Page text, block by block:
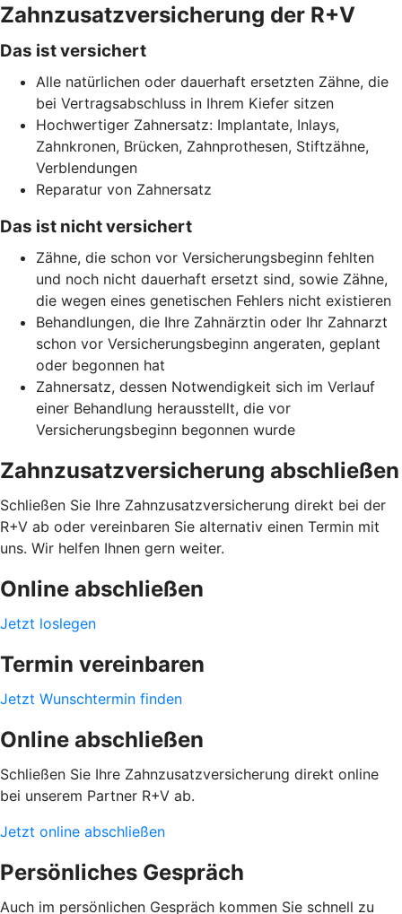
Zahnzusatzversicherung der R+V
Das ist versichert
Alle natürlichen oder dauerhaft ersetzten Zähne, die
bei Vertragsabschluss in Ihrem Kiefer sitzen
Hochwertiger Zahnersatz: Implantate, Inlays,
Zahnkronen, Brücken, Zahnprothesen, Stiftzähne,
Verblendungen
Reparatur von Zahnersatz
Das ist nicht versichert
Zähne, die schon vor Versicherungsbeginn fehlten
und noch nicht dauerhaft ersetzt sind, sowie Zähne,
die wegen eines genetischen Fehlers nicht existieren
Behandlungen, die Ihre Zahnärztin oder Ihr Zahnarzt
schon vor Versicherungsbeginn angeraten, geplant
oder begonnen hat
Zahnersatz, dessen Notwendigkeit sich im Verlauf
einer Behandlung herausstellt, die vor
Versicherungsbeginn begonnen wurde
Zahnzusatzversicherung abschließen
Schließen Sie Ihre Zahnzusatzversicherung direkt bei der
R+V ab oder vereinbaren Sie alternativ einen Termin mit
uns. Wir helfen Ihnen gern weiter.
Online abschließen
Jetzt loslegen
Termin vereinbaren
Jetzt Wunschtermin finden
Online abschließen
Schließen Sie Ihre Zahnzusatzversicherung direkt online
bei unserem Partner R+V ab.
Jetzt online abschließen
Persönliches Gespräch
Auch im persönlichen Gespräch kommen Sie schnell zu